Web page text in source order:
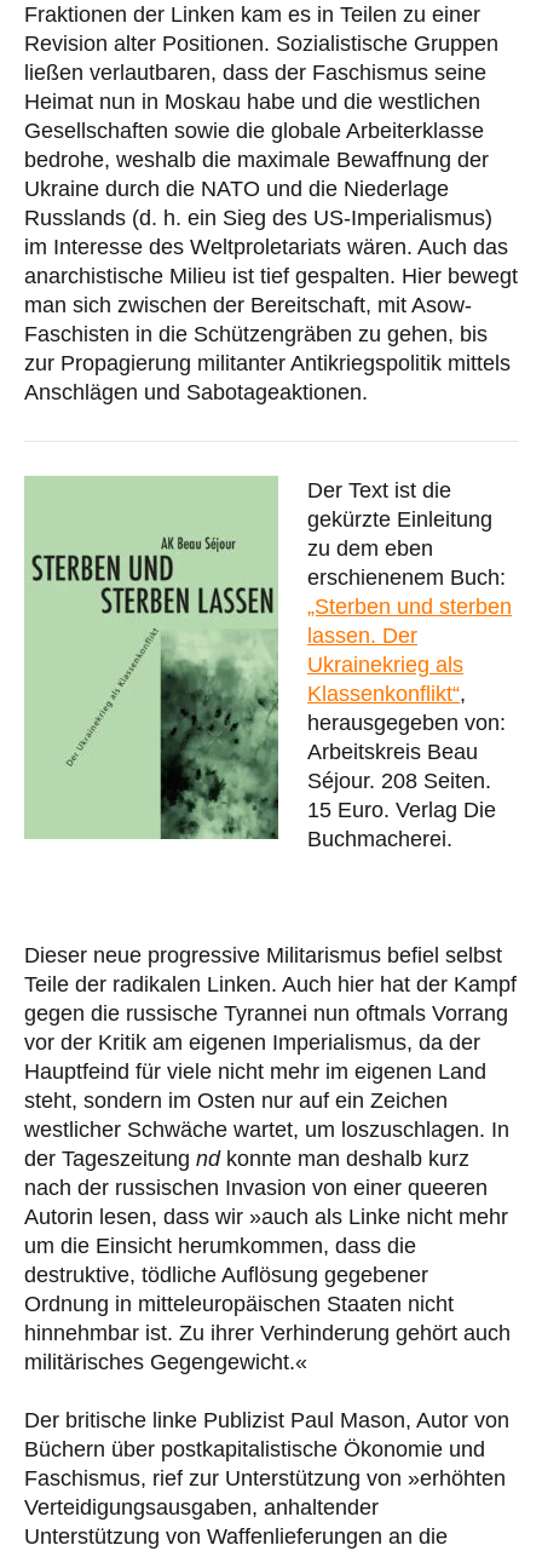
Fraktionen der Linken kam es in Teilen zu einer
Revision alter Positionen. Sozialistische Gruppen
ließen verlautbaren, dass der Faschismus seine
Heimat nun in Moskau habe und die westlichen
Gesellschaften sowie die globale Arbeiterklasse
bedrohe, weshalb die maximale Bewaffnung der
Ukraine durch die NATO und die Niederlage
Russlands (d. h. ein Sieg des US-Imperialismus)
im Interesse des Weltproletariats wären. Auch das
anarchistische Milieu ist tief gespalten. Hier bewegt
man sich zwischen der Bereitschaft, mit Asow-
Faschisten in die Schützengräben zu gehen, bis
zur Propagierung militanter Antikriegspolitik mittels
Anschlägen und Sabotageaktionen.
Der Text ist die
gekürzte Einleitung
zu dem eben
erschienenem Buch:
„Sterben und sterben
lassen. Der
Ukrainekrieg als
Klassenkonflikt“,
herausgegeben von:
Arbeitskreis Beau
Séjour. 208 Seiten.
15 Euro. Verlag Die
Buchmacherei.
Dieser neue progressive Militarismus befiel selbst
Teile der radikalen Linken. Auch hier hat der Kampf
gegen die russische Tyrannei nun oftmals Vorrang
vor der Kritik am eigenen Imperialismus, da der
Hauptfeind für viele nicht mehr im eigenen Land
steht, sondern im Osten nur auf ein Zeichen
westlicher Schwäche wartet, um loszuschlagen. In
der Tageszeitung ndkonnte man deshalb kurz
nach der russischen Invasion von einer queeren
Autorin lesen, dass wir »auch als Linke nicht mehr
um die Einsicht herumkommen, dass die
destruktive, tödliche Auflösung gegebener
Ordnung in mitteleuropäischen Staaten nicht
hinnehmbar ist. Zu ihrer Verhinderung gehört auch
militärisches Gegengewicht.«
Der britische linke Publizist Paul Mason, Autor von
Büchern über postkapitalistische Ökonomie und
Faschismus, rief zur Unterstützung von »erhöhten
Verteidigungsausgaben, anhaltender
Unterstützung von Waffenlieferungen an die